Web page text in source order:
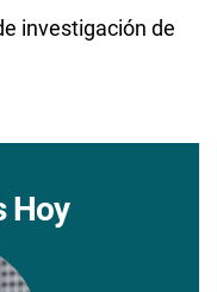
investigación de
Hoy